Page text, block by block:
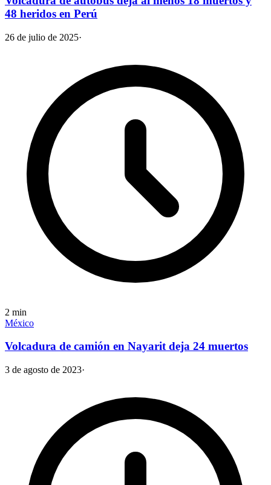
48 heridos en Perú
26 de julio de 2025·
2 min
México
Volcadura de camión en Nayarit deja 24 muertos
3 de agosto de 2023·